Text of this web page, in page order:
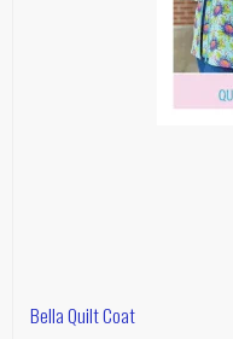
Bella Quilt Coat